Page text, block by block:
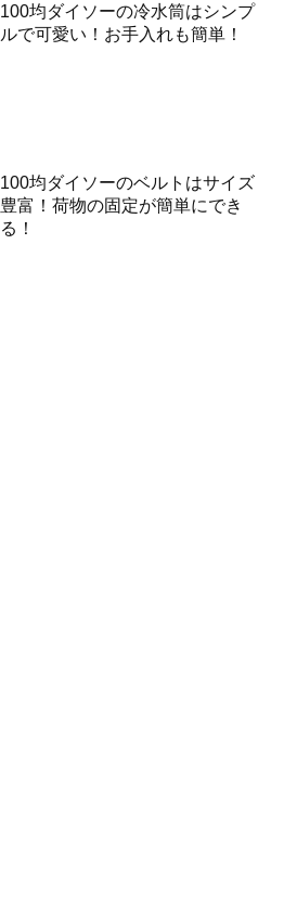
100均ダイソーの冷水筒はシンプ
ルで可愛い！お手入れも簡単！
100均ダイソーのベルトはサイズ
豊富！荷物の固定が簡単にでき
る！